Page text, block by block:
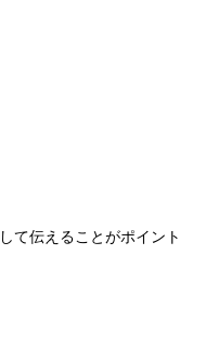
て伝えることがポイント